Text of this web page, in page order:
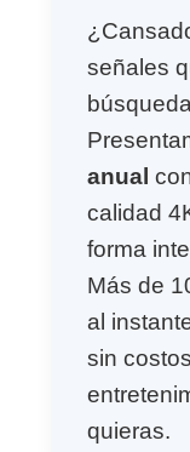
señales
anual
calidad
forma
Más de
al
sin
quieras.